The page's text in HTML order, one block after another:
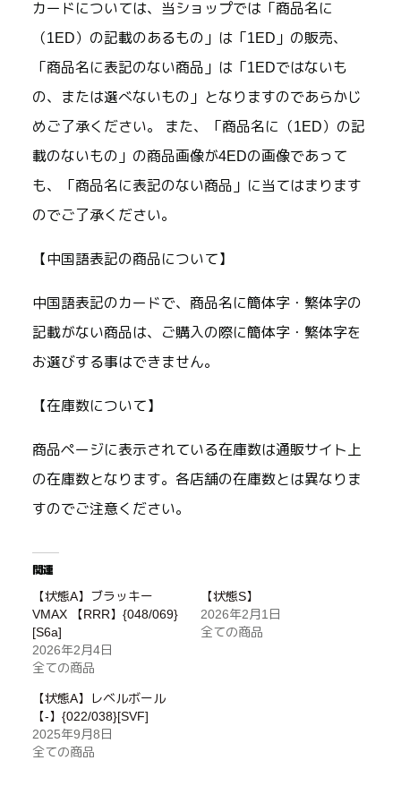
カードについては、当ショップでは「商品名に
（1ED）の記載のあるもの」は「1ED」の販売、
「商品名に表記のない商品」は「1EDではないも
の、または選べないもの」となりますのであらかじ
めご了承ください。 また、「商品名に（1ED）の記
載のないもの」の商品画像が4EDの画像であって
も、「商品名に表記のない商品」に当てはまります
のでご了承ください。
【中国語表記の商品について】
中国語表記のカードで、商品名に簡体字・繁体字の
記載がない商品は、ご購入の際に簡体字・繁体字を
お選びする事はできません。
【在庫数について】
商品ページに表示されている在庫数は通販サイト上
の在庫数となります。各店舗の在庫数とは異なりま
すのでご注意ください。
関連
【状態A】ブラッキー
VMAX 【RRR】{048/069}
[S6a]
2026年2月4日
全ての商品
【状態S】
2026年2月1日
全ての商品
【状態A】レベルボール
【-】{022/038}[SVF]
2025年9月8日
全ての商品